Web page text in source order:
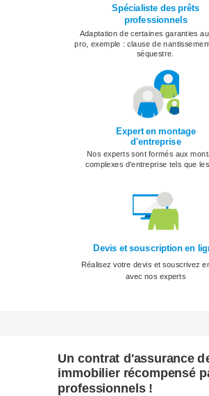
Spécialiste des prêts
professionnels
Adaptation de certaines garanties
pro, exemple : clause de
séquestre.
Expert en montage
d'entreprise
Nos experts sont formés aux
complexes d'entreprise tels que
Devis et souscription en
Réalisez votre devis et souscrivez
avec nos experts
Un contrat d'assurance
immobilier récompensé
professionnels !